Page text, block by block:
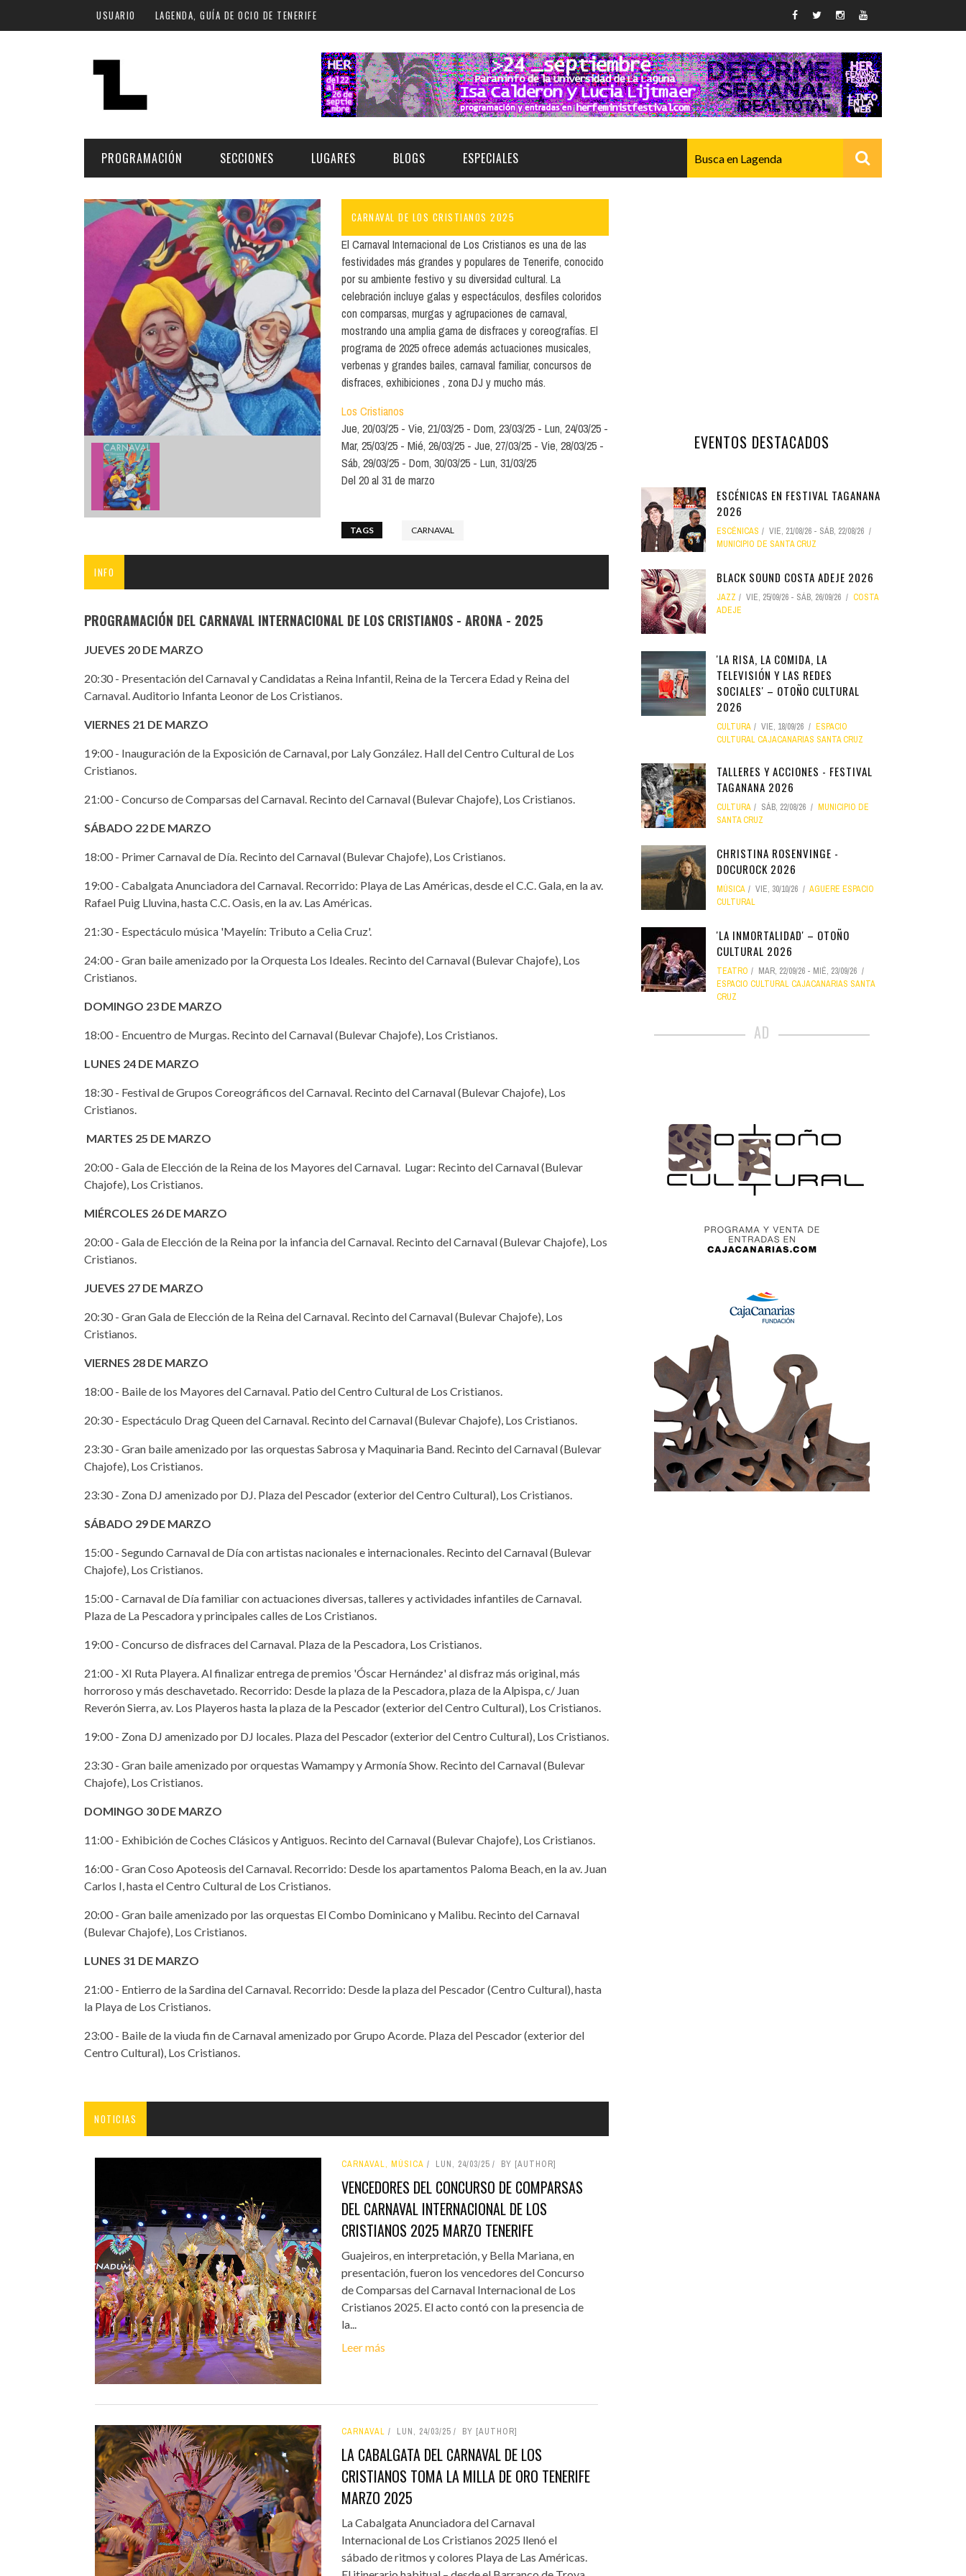
Pasar al contenido principal
USUARIO LAGENDA, GUÍA DE OCIO DE TENERIFE
PROGRAMACIÓN
Hoy
Plan Finde
LUGAR
Norte
Santa Cruz | La Laguna
Islas
Cultura
Deporte y Naturaleza
Gastro
Infantil
Música
SECCIONES
MÚSICA
ESCÉNICAS
CULTURA
GASTRONOMÍA
INFANTIL
LUGARES
ARTE | MUSEOS
SALAS Y AUDITORIOS
ESPACIOS CULTURALES
NOCHE
LOCALES CON ACTUACIONES
COMERCIO
GASTRO
FORMATIVO
BLOGS ESPECIALES
FESTIVAL BOREAL 2026
FESTIVAL TAGANANA 2026
TENERIFE PHE FESTIVAL 2026
XXVII VERANO DE CUENTO
CARNAVAL DE LOS CRISTIANOS 2025
El Carnaval Internacional de Los Cristianos es una de las
festividades más grandes y populares de Tenerife, conocido
por su ambiente festivo y su diversidad cultural. La
celebración incluye galas y espectáculos, desfiles coloridos
con comparsas, murgas y agrupaciones de carnaval,
mostrando una amplia gama de disfraces y coreografías. El
programa de 2025 ofrece además actuaciones musicales,
verbenas y grandes bailes, carnaval familiar, concursos de
disfraces, exhibiciones , zona DJ y mucho más.
Los Cristianos
Jue, 20/03/25
Vie, 21/03/25 Dom, 23/03/25
Lun, 24/03/25
Mar, 25/03/25
Mié, 26/03/25 Jue, 27/03/25
Vie, 28/03/25
Sáb, 29/03/25
Dom, 30/03/25
Lun, 31/03/25
Del 20 al 31 de marzo
TAGS CARNAVAL
INFO
PROGRAMACIÓN DEL CARNAVAL INTERNACIONAL DE LOS CRISTIANOS - ARONA - 2025
JUEVES 20 DE MARZO
20:30 - Presentación del Carnaval y Candidatas a Reina Infantil, Reina de la Tercera Edad y Reina del
Carnaval. Auditorio Infanta Leonor de Los Cristianos.
VIERNES 21 DE MARZO
19:00 - Inauguración de la Exposición de Carnaval, por Laly González. Hall del Centro Cultural de Los
Cristianos.
21:00 - Concurso de Comparsas del Carnaval. Recinto del Carnaval (Bulevar Chajofe), Los Cristianos.
SÁBADO 22 DE MARZO
18:00 - Primer Carnaval de Día. Recinto del Carnaval (Bulevar Chajofe), Los Cristianos.
19:00 - Cabalgata Anunciadora del Carnaval. Recorrido: Playa de Las Américas, desde el C.C. Gala, en la av.
Rafael Puig Lluvina, hasta C.C. Oasis, en la av. Las Américas.
21:30 - Espectáculo música 'Mayelín: Tributo a Celia Cruz'.
24:00 - Gran baile amenizado por la Orquesta Los Ideales. Recinto del Carnaval (Bulevar Chajofe), Los
Cristianos.
DOMINGO 23 DE MARZO
18:00 - Encuentro de Murgas. Recinto del Carnaval (Bulevar Chajofe), Los Cristianos.
LUNES 24 DE MARZO
18:30 - Festival de Grupos Coreográficos del Carnaval. Recinto del Carnaval (Bulevar Chajofe), Los
Cristianos.
MARTES 25 DE MARZO
20:00 - Gala de Elección de la Reina de los Mayores del Carnaval. Lugar: Recinto del Carnaval (Bulevar
Chajofe), Los Cristianos.
MIÉRCOLES 26 DE MARZO
20:00 - Gala de Elección de la Reina por la infancia del Carnaval. Recinto del Carnaval (Bulevar Chajofe), Los
Cristianos.
JUEVES 27 DE MARZO
20:30 - Gran Gala de Elección de la Reina del Carnaval. Recinto del Carnaval (Bulevar Chajofe), Los
Cristianos.
VIERNES 28 DE MARZO
18:00 - Baile de los Mayores del Carnaval. Patio del Centro Cultural de Los Cristianos.
20:30 - Espectáculo Drag Queen del Carnaval. Recinto del Carnaval (Bulevar Chajofe), Los Cristianos.
23:30 - Gran baile amenizado por las orquestas Sabrosa y Maquinaria Band. Recinto del Carnaval (Bulevar
Chajofe), Los Cristianos.
23:30 - Zona DJ amenizado por DJ. Plaza del Pescador (exterior del Centro Cultural), Los Cristianos.
SÁBADO 29 DE MARZO
15:00 - Segundo Carnaval de Día con artistas nacionales e internacionales. Recinto del Carnaval (Bulevar
Chajofe), Los Cristianos.
15:00 - Carnaval de Día familiar con actuaciones diversas, talleres y actividades infantiles de Carnaval.
Plaza de La Pescadora y principales calles de Los Cristianos.
19:00 - Concurso de disfraces del Carnaval. Plaza de la Pescadora, Los Cristianos.
21:00 - XI Ruta Playera. Al finalizar entrega de premios 'Óscar Hernández' al disfraz más original, más
horroroso y más deschavetado. Recorrido: Desde la plaza de la Pescadora, plaza de la Alpispa, c/ Juan
Reverón Sierra, av. Los Playeros hasta la plaza de la Pescador (exterior del Centro Cultural), Los Cristianos.
19:00 - Zona DJ amenizado por DJ locales. Plaza del Pescador (exterior del Centro Cultural), Los Cristianos.
23:30 - Gran baile amenizado por orquestas Wamampy y Armonía Show. Recinto del Carnaval (Bulevar
Chajofe), Los Cristianos.
DOMINGO 30 DE MARZO
11:00 - Exhibición de Coches Clásicos y Antiguos. Recinto del Carnaval (Bulevar Chajofe), Los Cristianos.
16:00 - Gran Coso Apoteosis del Carnaval. Recorrido: Desde los apartamentos Paloma Beach, en la av. Juan
Carlos I, hasta el Centro Cultural de Los Cristianos.
20:00 - Gran baile amenizado por las orquestas El Combo Dominicano y Malibu. Recinto del Carnaval
(Bulevar Chajofe), Los Cristianos.
LUNES 31 DE MARZO
21:00 - Entierro de la Sardina del Carnaval. Recorrido: Desde la plaza del Pescador (Centro Cultural), hasta
la Playa de Los Cristianos.
23:00 - Baile de la viuda fin de Carnaval amenizado por Grupo Acorde. Plaza del Pescador (exterior del
Centro Cultural), Los Cristianos.
NOTICIAS
CARNAVAL, MÚSICA LUN, 24/03/25 BY [AUTHOR]
VENCEDORES DEL CONCURSO DE COMPARSAS
DEL CARNAVAL INTERNACIONAL DE LOS
CRISTIANOS 2025 MARZO TENERIFE
Guajeiros, en interpretación, y Bella Mariana, en
presentación, fueron los vencedores del Concurso
de Comparsas del Carnaval Internacional de Los
Cristianos 2025. El acto contó con la presencia de
la...
Leer más
CARNAVAL LUN, 24/03/25 BY [AUTHOR]
LA CABALGATA DEL CARNAVAL DE LOS
CRISTIANOS TOMA LA MILLA DE ORO TENERIFE
MARZO 2025
La Cabalgata Anunciadora del Carnaval
Internacional de Los Cristianos 2025 llenó el
sábado de ritmos y colores Playa de Las Américas.
EVENTOS DESTACADOS
ESCÉNICAS EN FESTIVAL TAGANANA
2026
ESCÉNICAS VIE, 21/08/26 - SÁB, 22/08/26
MUNICIPIO DE SANTA CRUZ
BLACK SOUND COSTA ADEJE 2026
JAZZ VIE, 25/09/26 - SÁB, 26/09/26
COSTA
ADEJE
'LA RISA, LA COMIDA, LA
TELEVISIÓN Y LAS REDES
SOCIALES' – OTOÑO CULTURAL
2026
CULTURA VIE, 18/09/26
ESPACIO
CULTURAL CAJACANARIAS SANTA CRUZ
TALLERES Y ACCIONES - FESTIVAL
TAGANANA 2026
CULTURA SÁB, 22/08/26
MUNICIPIO DE
SANTA CRUZ
CHRISTINA ROSENVINGE -
DOCUROCK 2026
MÚSICA VIE, 30/10/26
AGUERE ESPACIO
CULTURAL
'LA INMORTALIDAD' – OTOÑO
CULTURAL 2026
TEATRO MAR, 22/09/26 - MIÉ, 23/09/26
ESPACIO CULTURAL CAJACANARIAS SANTA
CRUZ
AD